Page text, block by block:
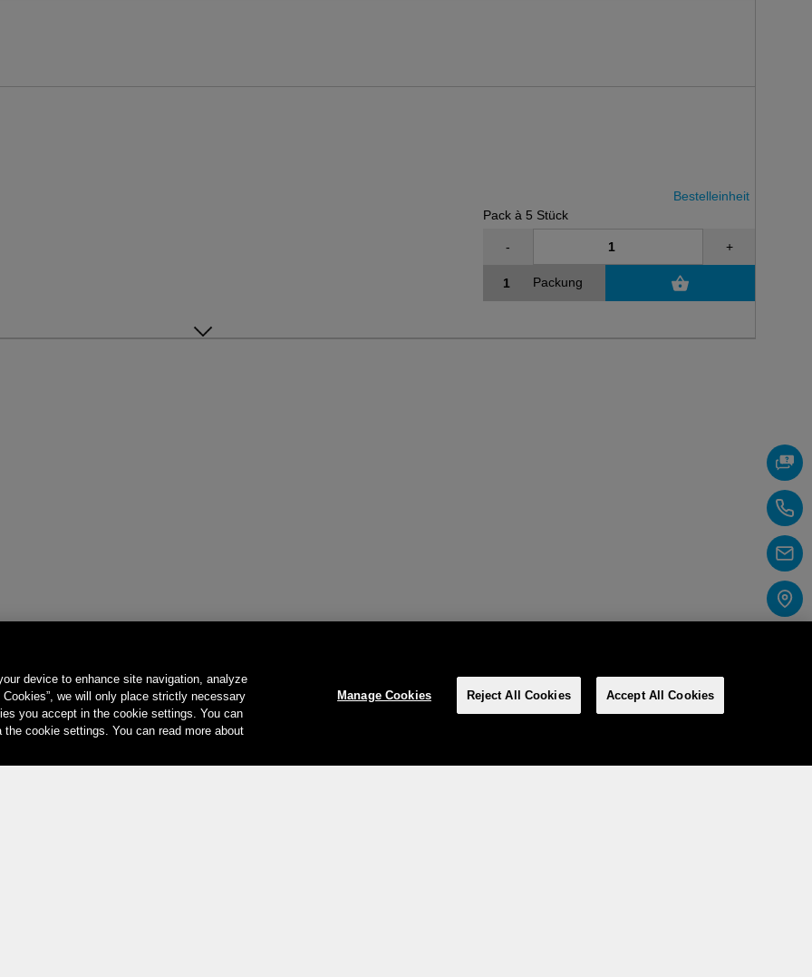
Bestelleinheit
Pack à 5 Stück
- +
Packung
device to enhance site navigation, analyze
we will only place strictly necessary
you accept in the cookie settings. You can
cookie settings. You can read more about
Manage Cookies Reject All Cookies Accept All Cookies